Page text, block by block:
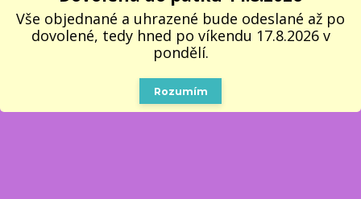
Vše objednané a uhrazené bude odeslané až po
dovolené, tedy hned po víkendu 17.8.2026 v
pondělí.
Rozumím